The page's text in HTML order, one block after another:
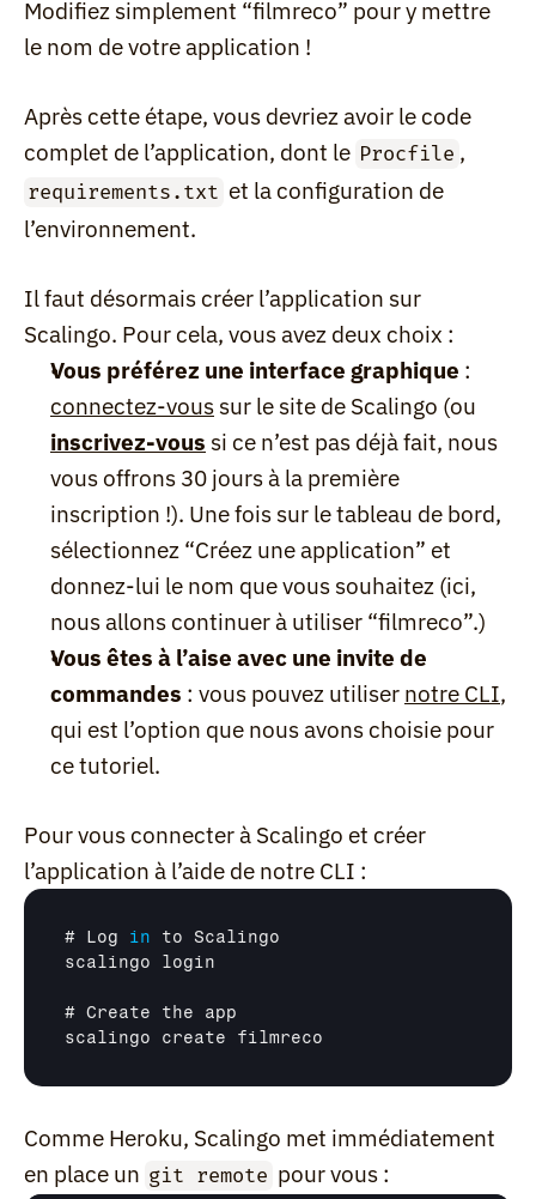
Modifiez simplement “filmreco” pour y mettre
le nom de votre application !
Après cette étape, vous devriez avoir le code
complet de l’application, dont le Procfile
requirements.txt et la configuration de
l’environnement.
Il faut désormais créer l’application sur
Scalingo. Pour cela, vous avez deux choix :
Vous préférez une interface graphique
connectez-vous
inscrivez-vous si ce n’est pas déjà fait, nous
vous offrons 30 jours à la première
inscription !). Une fois sur le tableau de bord,
sélectionnez “Créez une application” et
donnez-lui le nom que vous souhaitez (ici,
nous allons continuer à utiliser “filmreco”.)
Vous êtes à l’aise avec une invite de
commandes : vous pouvez utiliser notre CLI,
qui est l’option que nous avons choisie pour
ce tutoriel.
Pour vous connecter à Scalingo et créer
l’application à l’aide de notre CLI :
# Log in to Scalingo
scalingo login
# Create the app
scalingo create filmreco
Comme Heroku, Scalingo met immédiatement
en place un git remote pour vous :